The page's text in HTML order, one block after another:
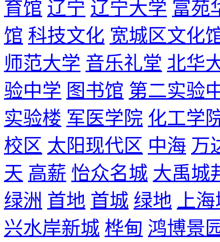
育馆 辽宁 辽宁大学 富苑
馆 科技文化 宽城区文化
师范大学 音乐礼堂 北华
验中学 图书馆 第二实验
实验楼 军医学院 化工学
校区 太阳现代区 中海 万
天 高薪 怡众名城 大禹城
绿洲 首地 首城 绿地
上
兴水岸新城 桦甸 鸿博景